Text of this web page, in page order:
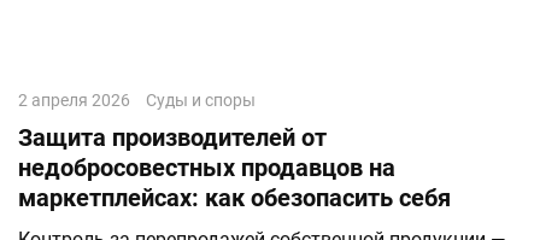
2 апреля 2026 Суды и споры
Защита производителей от
недобросовестных продавцов на
маркетплейсах: как обезопасить себя